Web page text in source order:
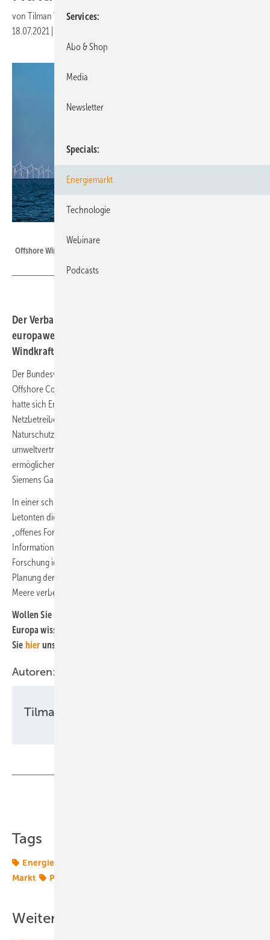
von Tilman Weber
18.07.2021
Offshore Windpark Burbo Bank Extension
Der Verband BWO ist das 23. Mitglied einer gemeinsamen
europaweiten Plattform von Netzbetreibern, Offshore-
Windkraftbranche und Umweltschützern.
Der Bundesverband der Windparkbetreiber Offshore (BWO) ist der
Offshore Coalition for Energy and Nature (Ocean) beigetreten. Ocean
hatte sich Ende 2020 als europaweite Plattform mehrerer
Netzbetreiber, Energieversorger sowie Klima-, Umwelt- und
Naturschutzorganisationen zusammengeschlossen, um einen
umweltverträglichen Ausbau der Offshore-Windenergie zu
ermöglichen. Als einziger Windenergieanlagen-Hersteller ist bislang
Siemens Gamesa ebenfalls Mitglied von Ocean.
In einer schriftlichen dreiseitigen
betonten die 23 unterzeichnenden Organisationen inzwischen, ein
„offenes Forum für Diskussionen bereitzustellen“, das existierende
Informationen und Erfahrungen zusammenträgt, den Bedarf weiterer
Forschung identifiziert und Vorschläge dafür erarbeitet, wie sich die
Planung der Offshore-Windenergie-Entwicklung für die europäischen
Meere verbessern lässt.
Wollen Sie mehr über die Entwicklung der Offshore-Windkraft in
Europa wissen und dabei auf dem Laufenden bleiben, bestellen
Sie hier unseren kostenlosen Newsletter!
Autoren:
Tilman Weber
Tags
Energiemarkt
Markt
Plattform
Weitere Inhalte
Services
Abo & Shop
Media
Newsletter
Specials
Energiemarkt
Technologie
Webinare
Podcasts